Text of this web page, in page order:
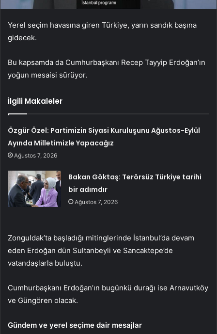
Yerel seçim havasına giren Türkiye, yarın sandık başına
gidecek.
Bu kapsamda da Cumhurbaşkanı Recep Tayyip Erdoğan’ın
yoğun mesaisi sürüyor.
İlgili Makaleler
Özgür Özel: Partimizin Siyasi Kuruluşunu Ağustos-Eylül
Ayında Milletimizle Yapacağız
Ağustos 7, 2026
Bakan Göktaş: Terörsüz Türkiye tarihi
bir adımdır
Ağustos 7, 2026
Zonguldak’ta başladığı mitinglerinde İstanbul’da devam
eden Erdoğan dün Sultanbeyli ve Sancaktepe’de
vatandaşlarla buluştu.
Cumhurbaşkanı Erdoğan’ın bugünkü durağı ise Arnavutköy
ve Güngören olacak.
Gündem ve yerel seçime dair mesajlar